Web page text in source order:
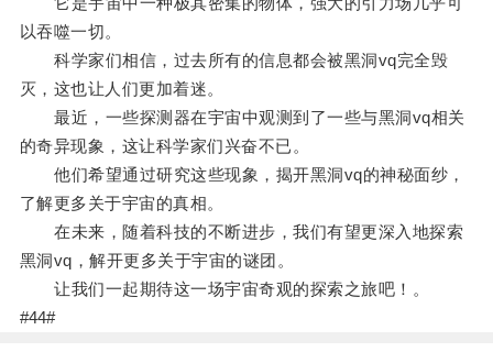
以吞噬一切。
科学家们相信，过去所有的信息都会被黑洞vq完全毁
灭，这也让人们更加着迷。
最近，一些探测器在宇宙中观测到了一些与黑洞vq相关
的奇异现象，这让科学家们兴奋不已。
他们希望通过研究这些现象，揭开黑洞vq的神秘面纱，
了解更多关于宇宙的真相。
在未来，随着科技的不断进步，我们有望更深入地探索
黑洞vq，解开更多关于宇宙的谜团。
让我们一起期待这一场宇宙奇观的探索之旅吧！。
#44#